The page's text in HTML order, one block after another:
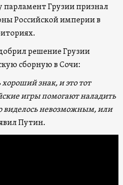
парламент Грузии признал
Российской империи в
решение Грузии
сборную в Сочи:
знак, и это тот
игры помогают наладить
виделось невозможным, или
Путин.